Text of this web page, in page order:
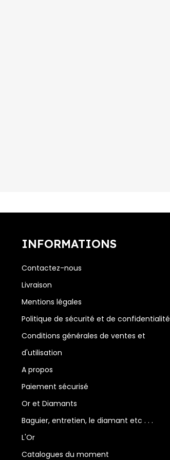
INFORMATIONS
Contactez-nous
Livraison
Mentions légales
Politique de sécurité et de confidentialité
Conditions générales de ventes et
d'utilisation
A propos
Paiement sécurisé
Or et Diamants
Baguier, entretien, le diamant etc . . .
L'Or
Catalogues du moment